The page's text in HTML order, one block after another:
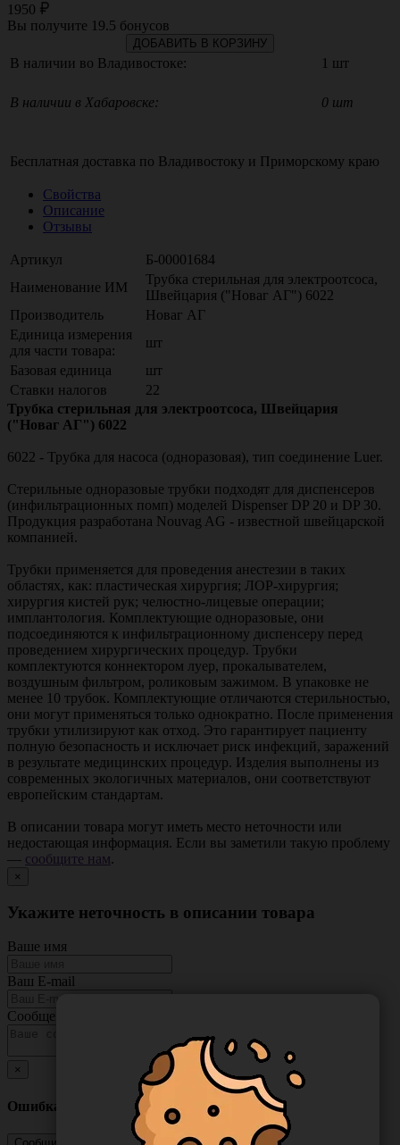
1950
Вы получите 19.5 бонусов
ДОБАВИТЬ В КОРЗИНУ
В наличии во Владивостоке: 1 шт
В наличии в Хабаровске: 0 шт
Бесплатная доставка по Владивостоку и Приморскому краю
Свойства
Описание
Отзывы
Артикул
Б-00001684
Наименование ИМ
Трубка стерильная для электроотсоса,
Швейцария ("Новаг АГ") 6022
Производитель
Новаг АГ
Единица измерения
для части товара:
шт
Базовая единица
шт
Ставки налогов
22
Трубка стерильная для электроотсоса, Швейцария
("Новаг АГ") 6022
6022 - Трубка для насоса (одноразовая), тип соединение Luer.
Стерильные одноразовые трубки подходят для диспенсеров
(инфильтрационных помп) моделей Dispenser DP 20 и DP 30.
Продукция разработана Nouvag AG - известной швейцарской
компанией.
Трубки применяется для проведения анестезии в таких
областях, как: пластическая хирургия; ЛОР-хирургия;
хирургия кистей рук; челюстно-лицевые операции;
имплантология. Комплектующие одноразовые, они
подсоединяются к инфильтрационному диспенсеру перед
проведением хирургических процедур. Трубки
комплектуются коннектором луер, прокалывателем,
воздушным фильтром, роликовым зажимом. В упаковке не
менее 10 трубок. Комплектующие отличаются стерильностью,
они могут применяться только однократно. После применения
трубки утилизируют как отход. Это гарантирует пациенту
полную безопасность и исключает риск инфекций, заражений
в результате медицинских процедур. Изделия выполнены из
современных экологичных материалов, они соответствуют
европейским стандартам.
В описании товара могут иметь место неточности или
недостающая информация. Если вы заметили такую проблему
— сообщите нам.
×
Укажите неточность в описании товара
Ваше имя
Ваш E-mail
Сообщение
×
Ошибка